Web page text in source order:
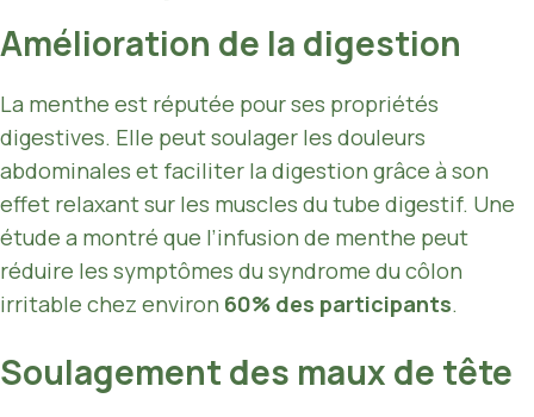
Amélioration de la digestion
La menthe est réputée pour ses propriétés
digestives. Elle peut soulager les douleurs
abdominales et faciliter la digestion grâce à son
effet relaxant sur les muscles du tube digestif. Une
étude a montré que l’infusion de menthe peut
réduire les symptômes du syndrome du côlon
irritable chez environ 60% des participants.
Soulagement des maux de tête